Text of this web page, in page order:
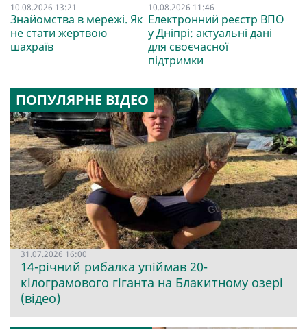
10.08.2026 13:21
Знайомства в мережі. Як
не стати жертвою
шахраїв
10.08.2026 11:46
Електронний реєстр ВПО
у Дніпрі: актуальні дані
для своєчасної
підтримки
ПОПУЛЯРНЕ ВІДЕО
31.07.2026 16:00
14-річний рибалка упіймав 20-
кілограмового гіганта на Блакитному озері
(відео)